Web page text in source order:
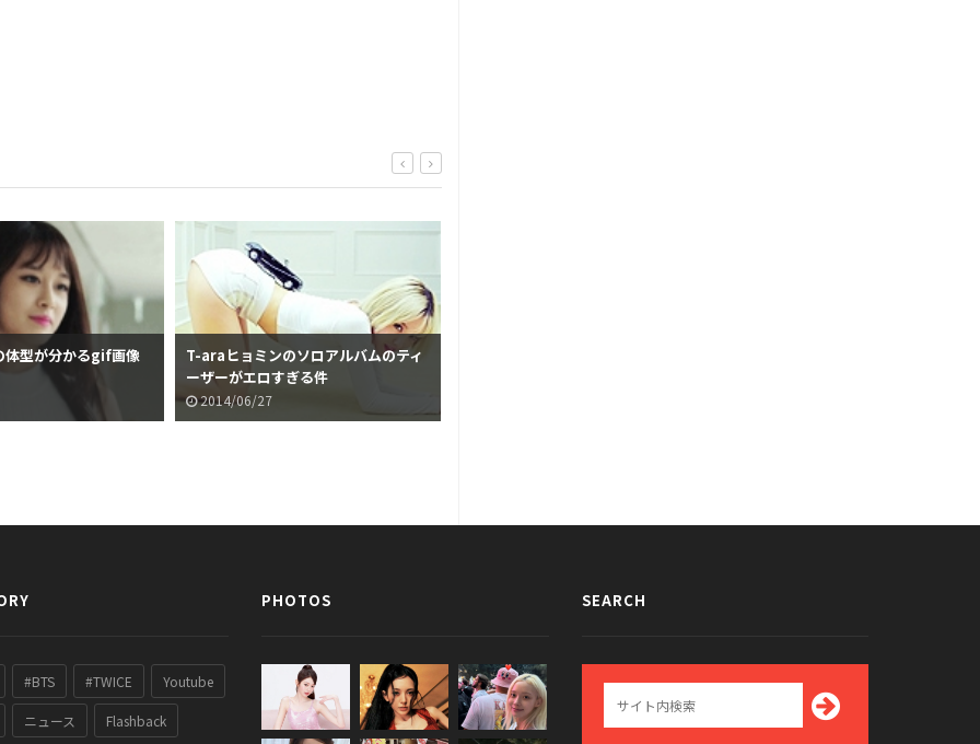
型が分かるgif画像
T-araヒョミンのソロアルバムのティ
ーザーがエロすぎる件
2014/06/27
#BTS #TWICE Youtube
ニュース Flashback
PHOTOS SEARCH